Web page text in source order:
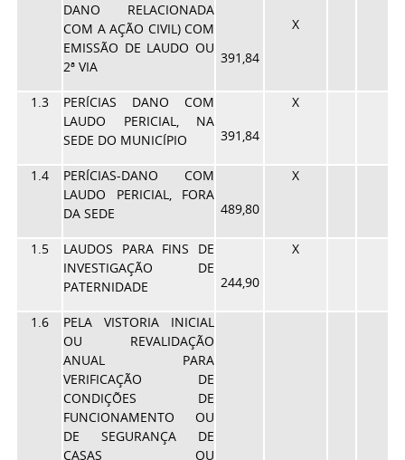
DANO RELACIONADA
COM A AÇÃO CIVIL) COM
EMISSÃO DE LAUDO OU
2ª VIA
391,84
X
1.3
PERÍCIAS DANO COM
LAUDO PERICIAL, NA
SEDE DO MUNICÍPIO
391,84
X
1.4
PERÍCIAS-DANO COM
LAUDO PERICIAL, FORA
DA SEDE
489,80
X
1.5
LAUDOS PARA FINS DE
INVESTIGAÇÃO DE
PATERNIDADE
244,90
X
1.6
PELA VISTORIA INICIAL
OU REVALIDAÇÃO
ANUAL PARA
VERIFICAÇÃO DE
CONDIÇÕES DE
FUNCIONAMENTO OU
DE SEGURANÇA DE
CASAS OU